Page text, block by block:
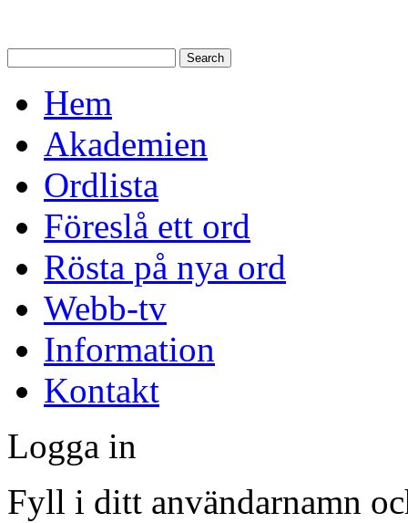
Hem
Akademien
Ordlista
Föreslå ett ord
Rösta på nya ord
Webb-tv
Information
Kontakt
Logga in
Fyll i ditt användarnamn